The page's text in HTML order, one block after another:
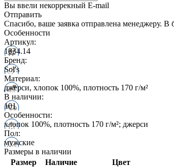
Вы ввели некоррекный E-mail
Отправить
Спасибо, ваше заявка отправлена менеджеру.
Особенности
Артикул:
1834.14
Бренд:
Sol's
Материал:
джерси, хлопок 100%, плотность 170 г/м²
В наличии:
101
Особенности:
хлопок 100%, плотность 170 г/м²; джерси
Пол:
мужские
Размеры в наличии
Размер
Наличие
Цвет